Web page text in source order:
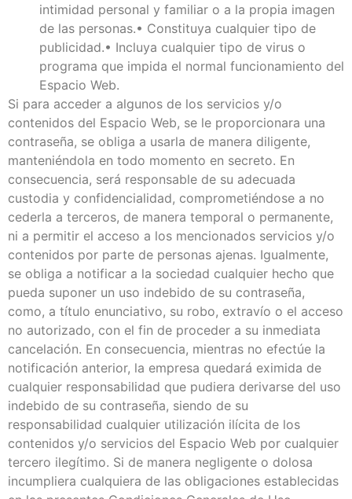
intimidad personal y familiar o a la propia imagen
de las personas.• Constituya cualquier tipo de
publicidad.• Incluya cualquier tipo de virus o
programa que impida el normal funcionamiento del
Espacio Web.
Si para acceder a algunos de los servicios y/o
contenidos del Espacio Web, se le proporcionara una
contraseña, se obliga a usarla de manera diligente,
manteniéndola en todo momento en secreto. En
consecuencia, será responsable de su adecuada
custodia y confidencialidad, comprometiéndose a no
cederla a terceros, de manera temporal o permanente,
ni a permitir el acceso a los mencionados servicios y/o
contenidos por parte de personas ajenas. Igualmente,
se obliga a notificar a la sociedad cualquier hecho que
pueda suponer un uso indebido de su contraseña,
como, a título enunciativo, su robo, extravío o el acceso
no autorizado, con el fin de proceder a su inmediata
cancelación. En consecuencia, mientras no efectúe la
notificación anterior, la empresa quedará eximida de
cualquier responsabilidad que pudiera derivarse del uso
indebido de su contraseña, siendo de su
responsabilidad cualquier utilización ilícita de los
contenidos y/o servicios del Espacio Web por cualquier
tercero ilegítimo. Si de manera negligente o dolosa
incumpliera cualquiera de las obligaciones establecidas